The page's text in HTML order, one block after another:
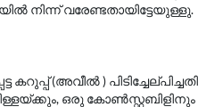
നിന്ന്
(അവീൽ )
ഒരു